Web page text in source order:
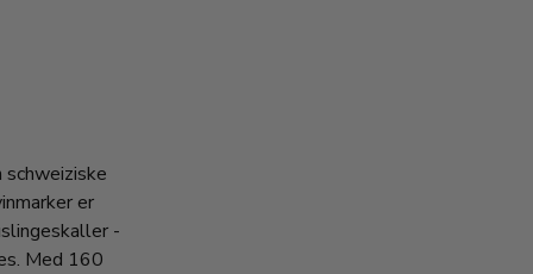
er
-
Med 160